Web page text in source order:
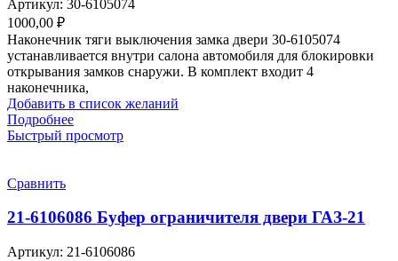
Артикул: 30-6105074
1000,00 ₽
Наконечник тяги выключения замка двери 30-6105074
устанавливается внутри салона автомобиля для блокировки
открывания замков снаружи. В комплект входит 4
наконечника,
Добавить в список желаний
Подробнее
Быстрый просмотр
Сравнить
21-6106086 Буфер ограничителя двери ГАЗ-21
Артикул: 21-6106086